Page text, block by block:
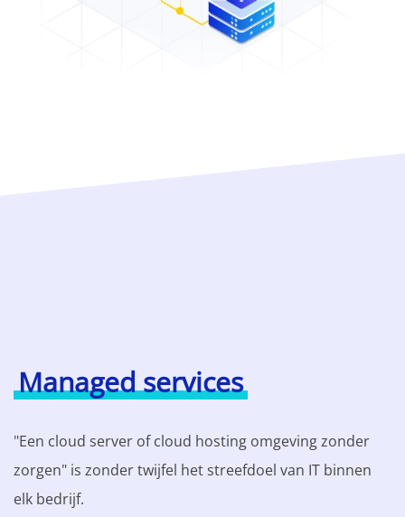
Managed services
"Een cloud server of cloud hosting omgeving zonder
zorgen" is zonder twijfel het streefdoel van IT binnen
elk bedrijf.